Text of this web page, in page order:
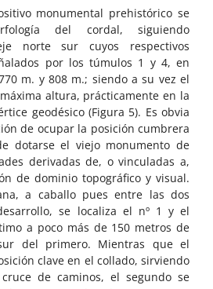
monumental prehistórico se
del cordal, siguiendo
norte sur cuyos respectivos
por los túmulos 1 y 4, en
m. y 808 m.; siendo a su vez el
altura, prácticamente en la
geodésico (Figura 5). Es obvia
de ocupar la posición cumbrera
dotarse el viejo monumento de
derivadas de, o vinculadas a,
de dominio topográfico y visual.
a caballo pues entre las dos
se localiza el nº 1 y el
a poco más de 150 metros de
del primero. Mientras que el
clave en el collado, sirviendo
de caminos, el segundo se